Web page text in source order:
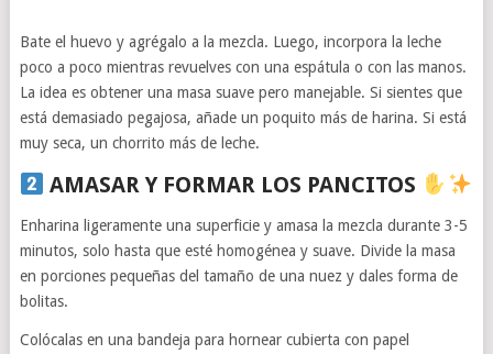
Bate el huevo y agrégalo a la mezcla. Luego, incorpora la leche
poco a poco mientras revuelves con una espátula o con las manos.
La idea es obtener una masa suave pero manejable. Si sientes que
está demasiado pegajosa, añade un poquito más de harina. Si está
muy seca, un chorrito más de leche.
AMASAR Y FORMAR LOS PANCITOS
Enharina ligeramente una superficie y amasa la mezcla durante 3-5
minutos, solo hasta que esté homogénea y suave. Divide la masa
en porciones pequeñas del tamaño de una nuez y dales forma de
bolitas.
Colócalas en una bandeja para hornear cubierta con papel